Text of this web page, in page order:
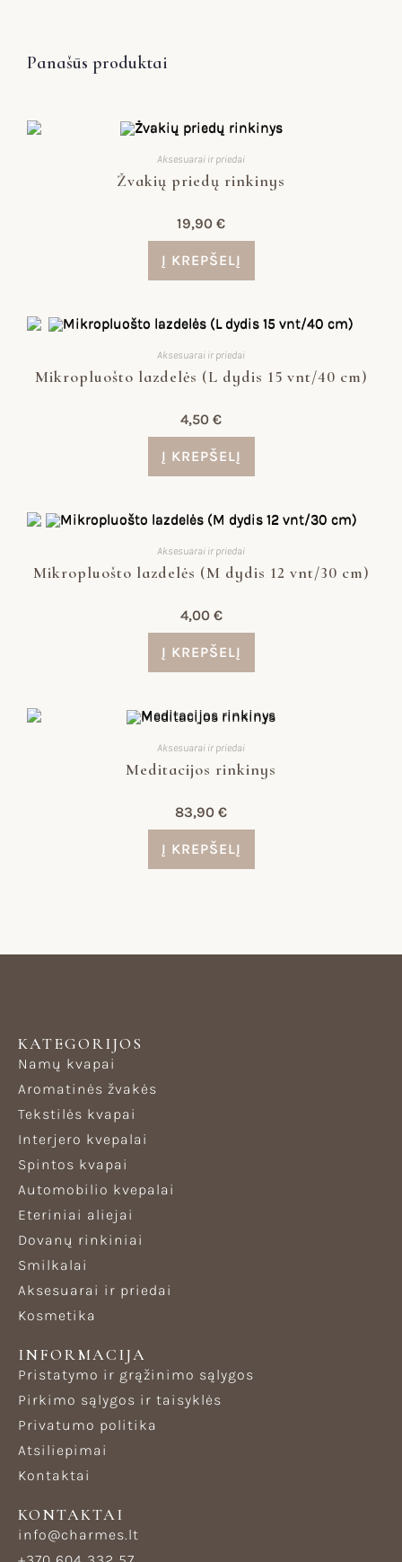
Panašūs produktai
Aksesuarai ir priedai
Žvakių priedų rinkinys
19,90 €
Į KREPŠELĮ
Aksesuarai ir priedai
Mikropluošto lazdelės (L dydis 15 vnt/40 cm)
4,50 €
Į KREPŠELĮ
Aksesuarai ir priedai
Mikropluošto lazdelės (M dydis 12 vnt/30 cm)
4,00 €
Į KREPŠELĮ
Aksesuarai ir priedai
Meditacijos rinkinys
83,90 €
Į KREPŠELĮ
KATEGORIJOS
Namų kvapai
Aromatinės žvakės
Tekstilės kvapai
Interjero kvepalai
Spintos kvapai
Automobilio kvepalai
Eteriniai aliejai
Dovanų rinkiniai
Smilkalai
Aksesuarai ir priedai
Kosmetika
INFORMACIJA
Pristatymo ir grąžinimo sąlygos
Pirkimo sąlygos ir taisyklės
Privatumo politika
Atsiliepimai
Kontaktai
KONTAKTAI
info@charmes.lt